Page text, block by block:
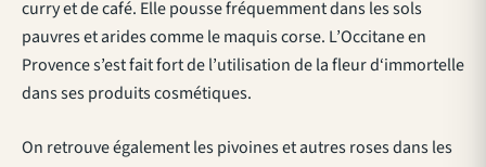
curry et de café. Elle pousse fréquemment dans les sols
pauvres et arides comme le maquis corse. L’Occitane en
Provence s’est fait fort de l’utilisation de la fleur d‘immortelle
dans ses produits cosmétiques.
On retrouve également les pivoines et autres roses dans les